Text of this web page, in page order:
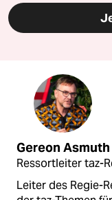
Gereon Asmuth
Ressortleiter taz-
Leiter des Regie-